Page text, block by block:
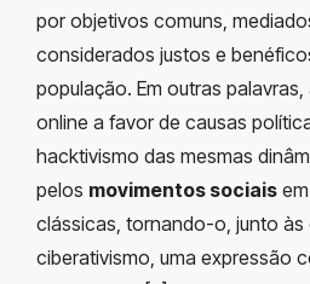
por objetivos comuns,
considerados justos e
população. Em outras
online a favor de causas
hacktivismo das mesmas
pelos movimentos sociais
clássicas, tornando-o, junto às
ciberativismo, uma expressão